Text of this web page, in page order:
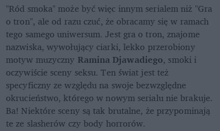
"Ród smoka" może być więc innym serialem niż "Gra
o tron", ale od razu czuć, że obracamy się w ramach
tego samego uniwersum. Jest gra o tron, znajome
nazwiska, wywołujący ciarki, lekko przerobiony
motyw muzyczny Ramina Djawadiego, smoki i
oczywiście sceny seksu. Ten świat jest też
specyficzny ze względu na swoje bezwzględne
okrucieństwo, którego w nowym serialu nie brakuje.
Ba! Niektóre sceny są tak brutalne, że przypominają
te ze slasherów czy body horrorów.